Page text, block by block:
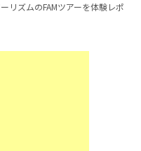
リズムのFAMツアーを体験レポ